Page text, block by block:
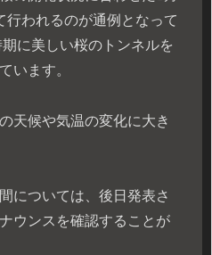
われるのが通例となって
に美しい桜のトンネルを
います。
天候や気温の変化に大き
については、後日発表さ
ウンスを確認することが